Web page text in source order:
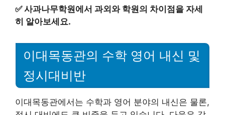
✅사과나무학원에서 과외와 학원의 차이점을 자세
히 알아보세요.
이대목동관의 수학 영어 내신 및
정시대비반
이대목동관에서는 수학과 영어 분야의 내신은 물론,